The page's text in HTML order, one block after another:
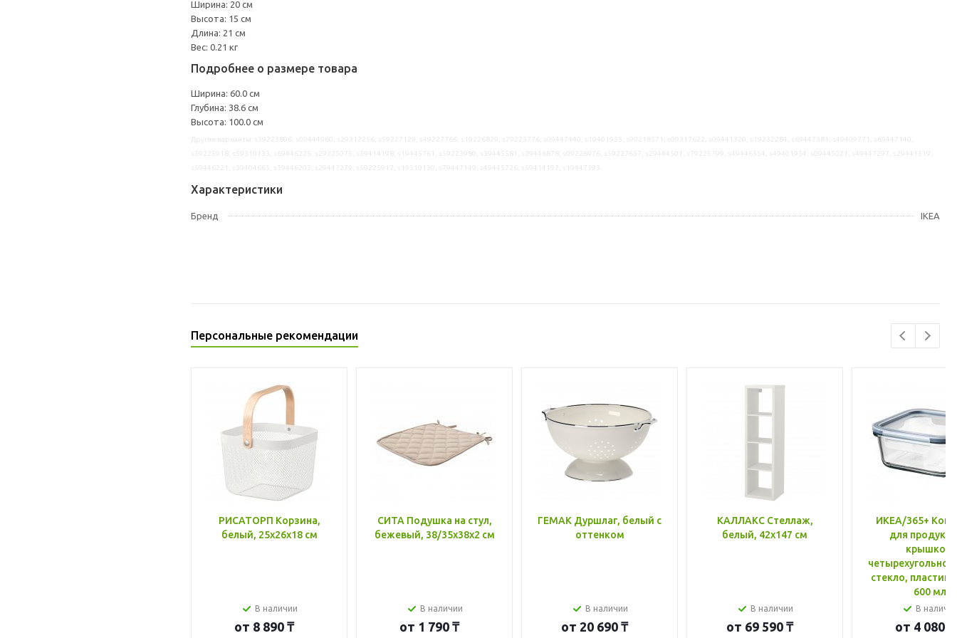
Ширина: 20 см
Высота: 15 см
Длина: 21 см
Вес: 0.21 кг
Подробнее о размере товара
Ширина: 60.0 см
Глубина: 38.6 см
Высота: 100.0 см
Характеристики
Бренд IKEA
Персональные рекомендации
РИСАТОРП Корзина,
белый, 25x26x18 см
В наличии
от 8 890 ₸
СИТА Подушка на стул,
бежевый, 38/35x38x2 см
В наличии
от 1 790 ₸
ГЕМАК Дуршлаг, белый с
оттенком
В наличии
от 20 690 ₸
КАЛЛАКС Стеллаж,
белый, 42x147 см
В наличии
от 69 590 ₸
ИКЕА/365+
для
крышкой,
стекло, пластик
600 мл
В
от 4 080 ₸